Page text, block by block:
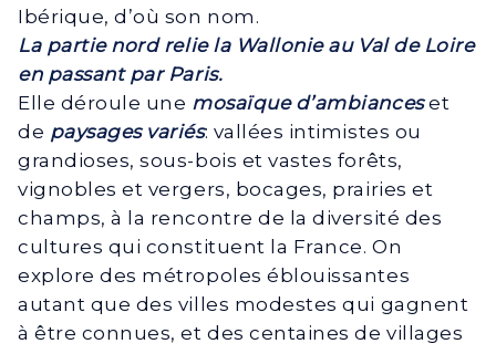
Ibérique, d’où son nom.
La partie nord relie la Wallonie au Val de Loire
en passant par Paris.
Elle déroule une mosaïque d’ambianceset
de paysages variés: vallées intimistes ou
grandioses, sous-bois et vastes forêts,
vignobles et vergers, bocages, prairies et
champs, à la rencontre de la diversité des
cultures qui constituent la France. On
explore des métropoles éblouissantes
autant que des villes modestes qui gagnent
à être connues, et des centaines de villages